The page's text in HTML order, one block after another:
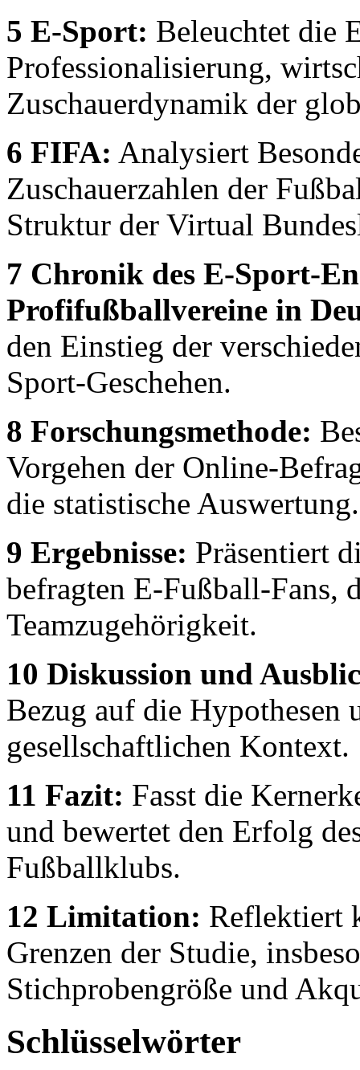
5 E-Sport: Beleuchtet die
Professionalisierung,
Zuschauerdynamik der
6 FIFA: Analysiert
Zuschauerzahlen der
Struktur der Virtual
7 Chronik des E-Sport-
Profifußballvereine in
den Einstieg der
Sport-Geschehen.
8 Forschungsmethode:
Vorgehen der Online-
die statistische Auswertung.
9 Ergebnisse: Präsentiert
befragten E-Fußball-Fans,
Teamzugehörigkeit.
10 Diskussion und
Bezug auf die Hypothesen
gesellschaftlichen Kontext.
11 Fazit: Fasst die
und bewertet den Erfolg
Fußballklubs.
12 Limitation: Reflektiert
Grenzen der Studie,
Stichprobengröße und
Schlüsselwörter